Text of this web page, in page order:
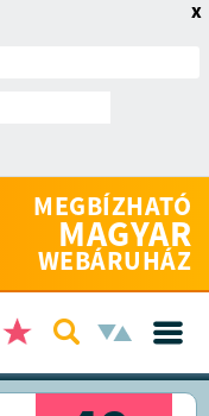
x
MEGBÍZHATÓ
MAGYAR
WEBÁRUHÁZ